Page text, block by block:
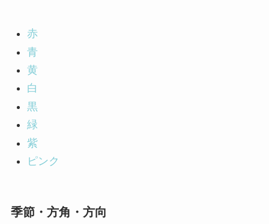
赤
青
黄
白
黒
緑
紫
ピンク
季節・方角・方向